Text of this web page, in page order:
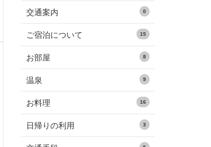
交通案内 0
ご宿泊について 15
お部屋 8
温泉 9
お料理 16
日帰りの利用 3